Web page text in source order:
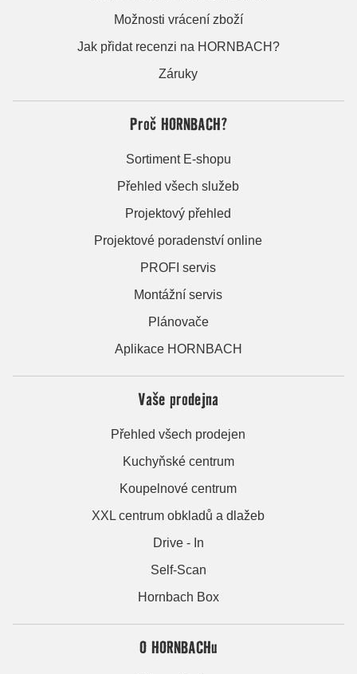
Možnosti vrácení zboží
Jak přidat recenzi na HORNBACH?
Záruky
Proč HORNBACH?
Sortiment E-shopu
Přehled všech služeb
Projektový přehled
Projektové poradenství online
PROFI servis
Montážní servis
Plánovače
Aplikace HORNBACH
Vaše prodejna
Přehled všech prodejen
Kuchyňské centrum
Koupelnové centrum
XXL centrum obkladů a dlažeb
Drive - In
Self-Scan
Hornbach Box
O HORNBACHu